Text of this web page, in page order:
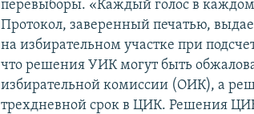
перевыборы. «Каждый голос в каждом
Протокол, заверенный печатью,
на избирательном участке при
что решения УИК могут быть
избирательной комиссии (ОИК), а
трехдневной срок в ЦИК. Решения